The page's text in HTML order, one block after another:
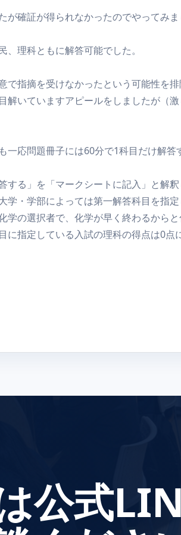
が確証が得られなかったのでやってみま
、理科ともに解答可能でした。
で指摘を受けなかったという可能性を
解いていますアピールをしましたが（
一応問題冊子には60分で1科目だけ解
する」を「マークシートに記入」と解釈
学・学部によっては第一解答科目を指定
学の選択者で、化学が早く終わるから
に指定している入試の理科の得点は0点
公式